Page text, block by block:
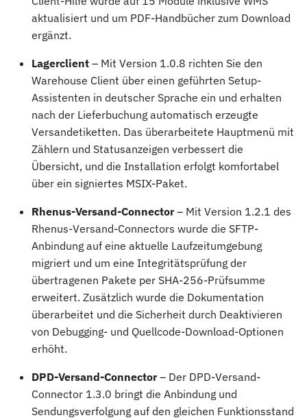
aktualisiert und um PDF-Handbücher zum Download
ergänzt.
Lagerclient – Mit Version 1.0.8 richten Sie den
Warehouse Client über einen geführten Setup-
Assistenten in deutscher Sprache ein und erhalten
nach der Lieferbuchung automatisch erzeugte
Versandetiketten. Das überarbeitete Hauptmenü mit
Zählern und Statusanzeigen verbessert die
Übersicht, und die Installation erfolgt komfortabel
über ein signiertes MSIX-Paket.
Rhenus-Versand-Connector– Mit Version 1.2.1 des
Rhenus-Versand-Connectors wurde die SFTP-
Anbindung auf eine aktuelle Laufzeitumgebung
migriert und um eine Integritätsprüfung der
übertragenen Pakete per SHA-256-Prüfsumme
erweitert. Zusätzlich wurde die Dokumentation
überarbeitet und die Sicherheit durch Deaktivieren
von Debugging- und Quellcode-Download-Optionen
erhöht.
DPD-Versand-Connector– Der DPD-Versand-
Connector 1.3.0 bringt die Anbindung und
Sendungsverfolgung auf den gleichen Funktionsstand